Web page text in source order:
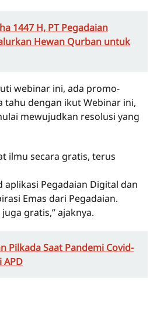
1447 H, PT Pegadaian
Hewan Qurban untuk
webinar ini, ada promo-
tahu dengan ikut Webinar ini,
mewujudkan resolusi yang
ilmu secara gratis, terus
aplikasi Pegadaian Digital dan
Emas dari Pegadaian.
gratis,” ajaknya.
Pilkada Saat Pandemi Covid-
APD